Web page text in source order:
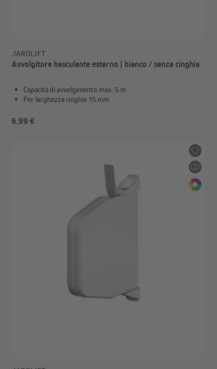
JAROLIFT
Avvolgitore basculante esterno | bianco / senza cinghia
Capacità di avvolgimento max. 5 m
Per larghezza cinghia 15 mm
6,99 €